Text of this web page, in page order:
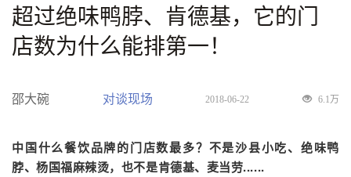
超过绝味鸭脖、肯德基，它的门
店数为什么能排第一！
邵大碗 对谈现场 2018-06-22 6.1万
中国什么餐饮品牌的门店数最多？ 不是沙县小吃、绝味鸭
脖、杨国福麻辣烫，也不是肯德基、麦当劳......